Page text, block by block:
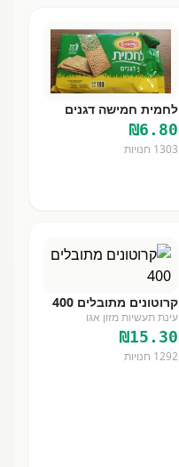
לחמית חמישה דגנים
₪6.80
1303 חנויות
קרוטונים מתובלים 400
עינת תעשיות מזון אגו
₪15.30
1292 חנויות